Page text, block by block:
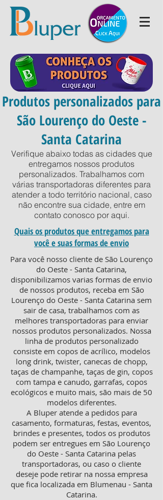
Produtos personalizados para
São Lourenço do Oeste -
Santa Catarina
Verifique abaixo todas as cidades que
entregamos nossos produtos
personalizados. Trabalhamos com
várias transportadoras diferentes para
atender a todo território nacional, caso
não encontre sua cidade, entre em
contato conosco por aqui.
Para você nosso cliente de São Lourenço
do Oeste - Santa Catarina,
disponibilizamos varias formas de envio
de nossos produtos, receba em São
Lourenço do Oeste - Santa Catarina sem
sair de casa, trabalhamos com as
melhores transportadoras para enviar
nossos produtos personalizados. Nossa
linha de produtos personalizado
consiste em copos de acrílico, modelos
long drink, twister, canecas de chopp,
taças de champanhe, taças de gin, copos
com tampa e canudo, garrafas, copos
ecológicos e muito mais, são mais de 50
modelos diferentes.
A Bluper atende a pedidos para
casamento, formaturas, festas, eventos,
brindes e presentes, todos os produtos
podem ser entregues em São Lourenço
do Oeste - Santa Catarina pelas
transportadoras, ou caso o cliente
deseje pode retirar na nossa empresa
que fica localizada em Blumenau - Santa
Catarina.
Quais os produtos que entregamos para
você e suas formas de envio